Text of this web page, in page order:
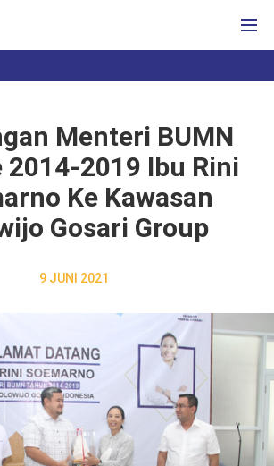
Menteri BUMN
2014-2019 Ibu Rini
Ke Kawasan
Gosari Group
9 JUNI 2021